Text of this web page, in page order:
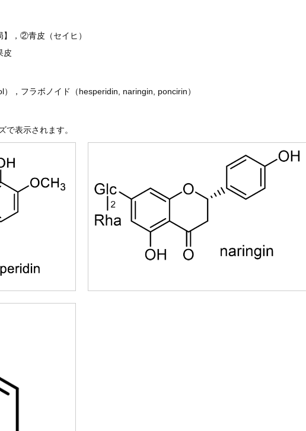
，②青皮（セイヒ）
皮
，フラボノイド（hesperidin, naringin, poncirin）
で表示されます。